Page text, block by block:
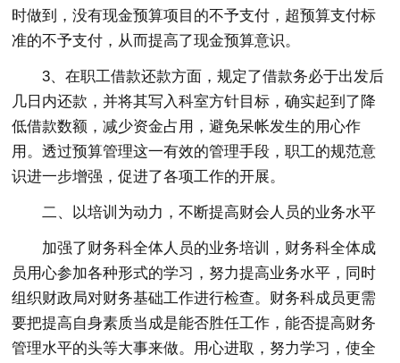
时做到，没有现金预算项目的不予支付，超预算支付标
准的不予支付，从而提高了现金预算意识。
3、在职工借款还款方面，规定了借款务必于出发后
几日内还款，并将其写入科室方针目标，确实起到了降
低借款数额，减少资金占用，避免呆帐发生的用心作
用。透过预算管理这一有效的管理手段，职工的规范意
识进一步增强，促进了各项工作的开展。
二、以培训为动力，不断提高财会人员的业务水平
加强了财务科全体人员的业务培训，财务科全体成
员用心参加各种形式的学习，努力提高业务水平，同时
组织财政局对财务基础工作进行检查。财务科成员更需
要把提高自身素质当成是能否胜任工作，能否提高财务
管理水平的头等大事来做。用心进取，努力学习，使全